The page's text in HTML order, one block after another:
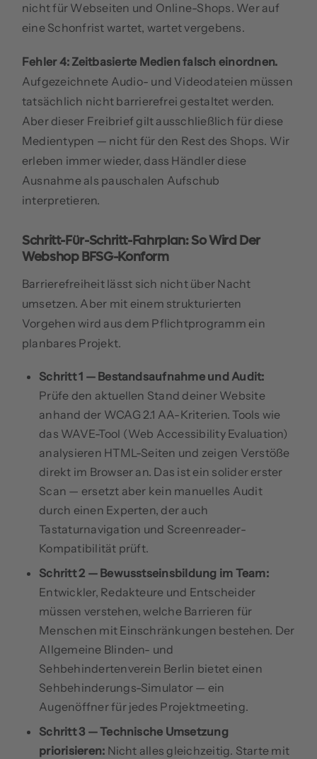
nicht für Webseiten und Online-Shops. Wer auf
eine Schonfrist wartet, wartet vergebens.
Fehler 4: Zeitbasierte Medien falsch einordnen.
Aufgezeichnete Audio- und Videodateien müssen
tatsächlich nicht barrierefrei gestaltet werden.
Aber dieser Freibrief gilt ausschließlich für diese
Medientypen — nicht für den Rest des Shops. Wir
erleben immer wieder, dass Händler diese
Ausnahme als pauschalen Aufschub
interpretieren.
Schritt-Für-Schritt-Fahrplan: So Wird Der
Webshop BFSG-Konform
Barrierefreiheit lässt sich nicht über Nacht
umsetzen. Aber mit einem strukturierten
Vorgehen wird aus dem Pflichtprogramm ein
planbares Projekt.
Schritt 1 — Bestandsaufnahme und Audit:
Prüfe den aktuellen Stand deiner Website
anhand der WCAG 2.1 AA-Kriterien. Tools wie
das WAVE-Tool (Web Accessibility Evaluation)
analysieren HTML-Seiten und zeigen Verstöße
direkt im Browser an. Das ist ein solider erster
Scan — ersetzt aber kein manuelles Audit
durch einen Experten, der auch
Tastaturnavigation und Screenreader-
Kompatibilität prüft.
Schritt 2 — Bewusstseinsbildung im Team:
Entwickler, Redakteure und Entscheider
müssen verstehen, welche Barrieren für
Menschen mit Einschränkungen bestehen. Der
Allgemeine Blinden- und
Sehbehindertenverein Berlin bietet einen
Sehbehinderungs-Simulator — ein
Augenöffner für jedes Projektmeeting.
Schritt 3 — Technische Umsetzung
priorisieren: Nicht alles gleichzeitig. Starte mit